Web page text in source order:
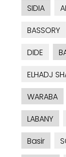
SIDIA
BASSORY
DIDE
ELHADJ
WARABA
LABANY
Basir